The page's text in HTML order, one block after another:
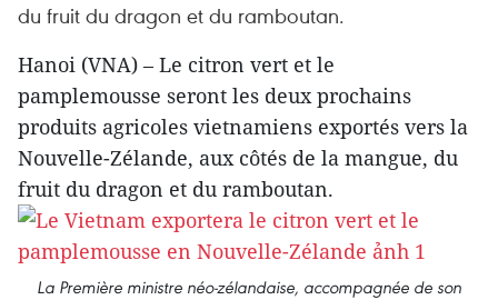
du fruit du dragon et du ramboutan.
Hanoi (VNA) – Le citron vert et le
pamplemousse seront les deux prochains
produits agricoles vietnamiens exportés vers la
Nouvelle-Zélande, aux côtés de la mangue, du
fruit du dragon et du ramboutan.
La Première ministre néo-zélandaise, accompagnée de son